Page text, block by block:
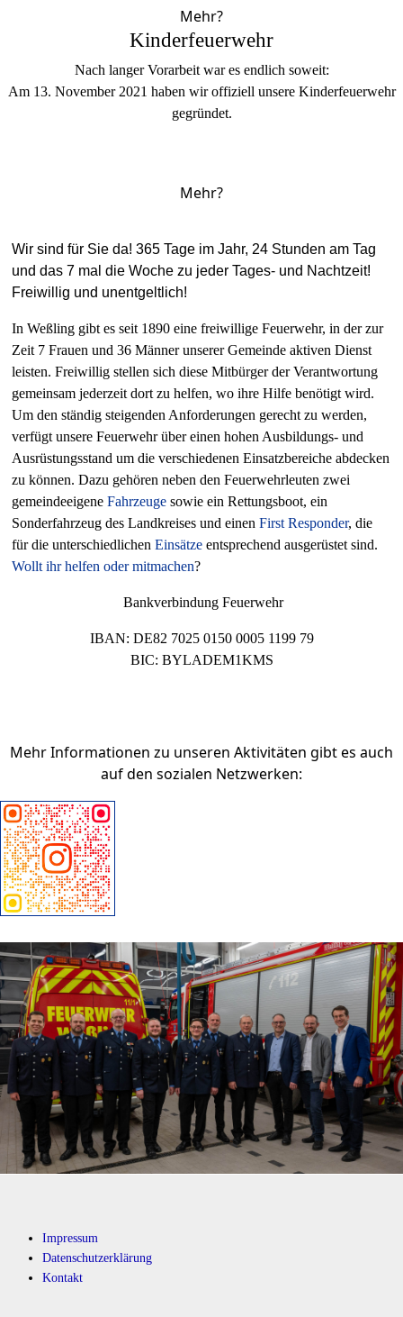
Mehr?
Kinderfeuerwehr
Nach langer Vorarbeit war es endlich soweit:
Am 13. November 2021 haben wir offiziell unsere Kinderfeuerwehr
gegründet.
Mehr?
Wir sind für Sie da! 365 Tage im Jahr, 24 Stunden am Tag
und das 7 mal die Woche zu jeder Tages- und Nachtzeit!
Freiwillig und unentgeltlich!
In Weßling gibt es seit 1890 eine freiwillige Feuerwehr, in der zur
Zeit 7 Frauen und 36 Männer unserer Gemeinde aktiven Dienst
leisten. Freiwillig stellen sich diese Mitbürger der Verantwortung
gemeinsam jederzeit dort zu helfen, wo ihre Hilfe benötigt wird.
Um den ständig steigenden Anforderungen gerecht zu werden,
verfügt unsere Feuerwehr über einen hohen Ausbildungs- und
Ausrüstungsstand um die verschiedenen Einsatzbereiche abdecken
zu können. Dazu gehören neben den Feuerwehrleuten zwei
gemeindeeigeneFahrzeugesowie ein Rettungsboot, ein
Sonderfahrzeug des Landkreises und einenFirst Responder, die
für die unterschiedlichenEinsätze entsprechend ausgerüstet sind.
Wollt ihr helfen oder mitmachen?
Bankverbindung Feuerwehr
IBAN: DE82 7025 0150 0005 1199 79
BIC: BYLADEM1KMS
Mehr Informationen zu unseren Aktivitäten gibt es auch
auf den sozialen Netzwerken:
Impressum
Datenschutzerklärung
Kontakt